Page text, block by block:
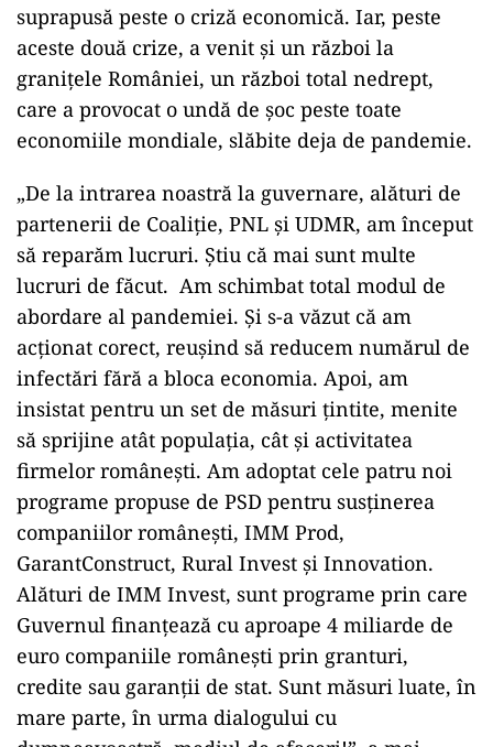
suprapusă peste o criză economică. Iar, peste
aceste două crize, a venit şi un război la
graniţele României, un război total nedrept,
care a provocat o undă de şoc peste toate
economiile mondiale, slăbite deja de pandemie.
„De la intrarea noastră la guvernare, alături de
partenerii de Coaliţie, PNL şi UDMR, am început
să reparăm lucruri. Ştiu că mai sunt multe
lucruri de făcut. Am schimbat total modul de
abordare al pandemiei. Şi s-a văzut că am
acţionat corect, reuşind să reducem numărul de
infectări fără a bloca economia. Apoi, am
insistat pentru un set de măsuri ţintite, menite
să sprijine atât populaţia, cât şi activitatea
firmelor româneşti. Am adoptat cele patru noi
programe propuse de PSD pentru susţinerea
companiilor româneşti, IMM Prod,
GarantConstruct, Rural Invest şi Innovation.
Alături de IMM Invest, sunt programe prin care
Guvernul finanţează cu aproape 4 miliarde de
euro companiile româneşti prin granturi,
credite sau garanţii de stat. Sunt măsuri luate, în
mare parte, în urma dialogului cu